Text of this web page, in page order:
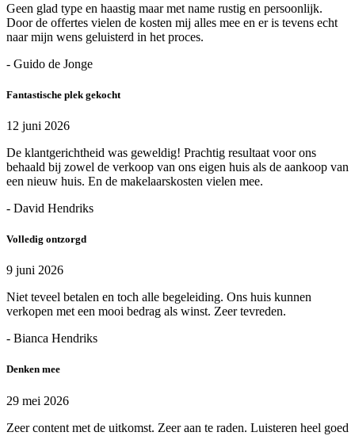
Geen glad type en haastig maar met name rustig en persoonlijk.
Door de offertes vielen de kosten mij alles mee en er is tevens echt
naar mijn wens geluisterd in het proces.
- Guido de Jonge
Fantastische plek gekocht
12 juni 2026
De klantgerichtheid was geweldig! Prachtig resultaat voor ons
behaald bij zowel de verkoop van ons eigen huis als de aankoop van
een nieuw huis. En de makelaarskosten vielen mee.
- David Hendriks
Volledig ontzorgd
9 juni 2026
Niet teveel betalen en toch alle begeleiding. Ons huis kunnen
verkopen met een mooi bedrag als winst. Zeer tevreden.
- Bianca Hendriks
Denken mee
29 mei 2026
Zeer content met de uitkomst. Zeer aan te raden. Luisteren heel goed